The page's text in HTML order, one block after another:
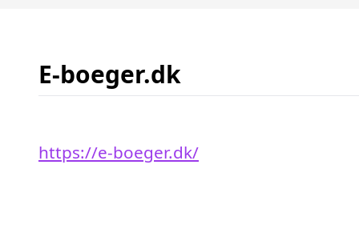
E-boeger.dk
https://e-boeger.dk/